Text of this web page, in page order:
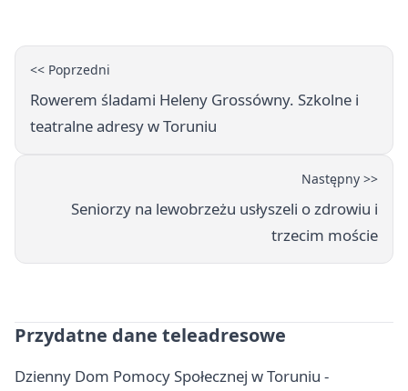
<< Poprzedni
Rowerem śladami Heleny Grossówny. Szkolne i
teatralne adresy w Toruniu
Następny >>
Seniorzy na lewobrzeżu usłyszeli o zdrowiu i
trzecim moście
Przydatne dane teleadresowe
Dzienny Dom Pomocy Społecznej w Toruniu -